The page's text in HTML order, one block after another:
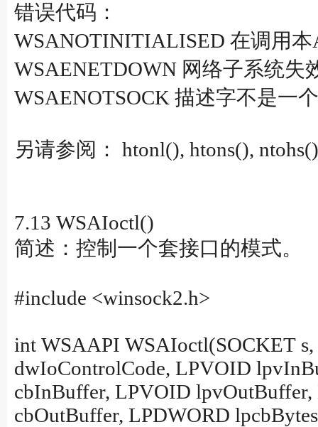
错误代码：
WSANOTINITIALISED 在调用
WSAENETDOWN 网络子系统失
WSAENOTSOCK 描述字不是一
另请参阅： htonl(), htons(),
7.13 WSAIoctl()
简述：控制一个套接口的模式。
#include <winsock2.h>
int WSAAPI WSAIoctl(SOCKET
dwIoControlCode, LPVOID
cbInBuffer, LPVOID lpvOutBuffer,
cbOutBuffer, LPDWORD